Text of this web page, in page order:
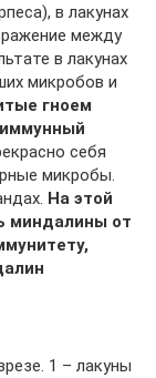
в лакунах
между
в лакунах
микробов и
гноем
себя
микробы.
На этой
миндалины от
1 – лакуны